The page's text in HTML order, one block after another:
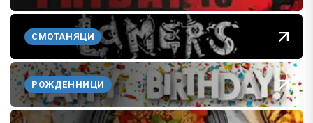
СМОТАНЯЦИ
РОЖДЕННИЦИ